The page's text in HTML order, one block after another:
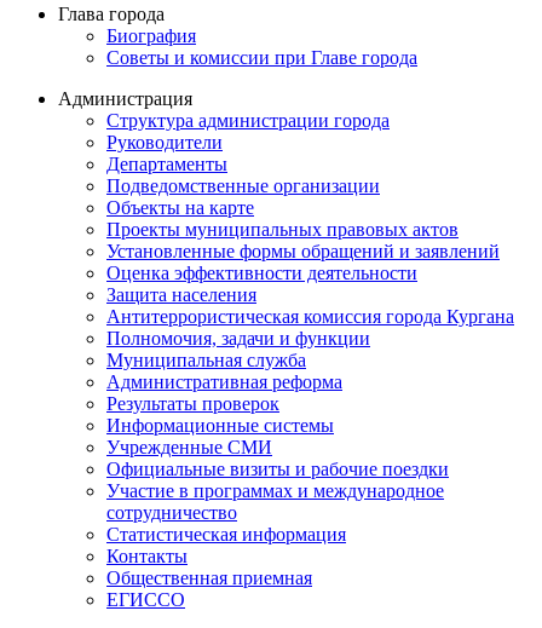
Глава города
Биография
Советы и комиссии при Главе города
Администрация
Структура администрации города
Руководители
Департаменты
Подведомственные организации
Объекты на карте
Проекты муниципальных правовых актов
Установленные формы обращений и заявлений
Оценка эффективности деятельности
Защита населения
Антитеррористическая комиссия города Кургана
Полномочия, задачи и функции
Муниципальная служба
Административная реформа
Результаты проверок
Информационные системы
Учрежденные СМИ
Официальные визиты и рабочие поездки
Участие в программах и международное
сотрудничество
Статистическая информация
Контакты
Общественная приемная
ЕГИССО